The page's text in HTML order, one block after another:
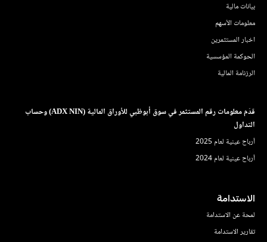
بيانات مالية
معلومات الأسهم
اخبار المستثمرين
الحوكمة المؤسسية
الرزنامة المالية
قدّم معلومات رقم المستثمر في سوق أبوظبي للأوراق المالية (ADX NIN) وحساب
التداول
أرباح عينية لعام 2025
أرباح عينية لعام 2024
الاستدامة
لمحة عن الاستدامة
تقارير الاستدامة